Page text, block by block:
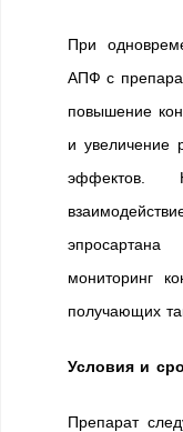
При
АПФ с
повышение
и увеличение
эффектов.
мониторинг
получающих
Условия и
Препарат